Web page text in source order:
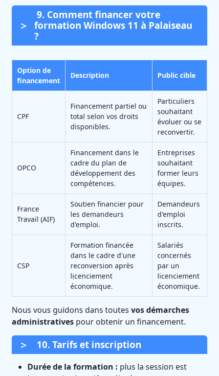
9. Comment financer votre
formation Windows 11 à Palaiseau
?
Option de
financement
Description Public cible
CPF
Financement partiel ou
total selon vos droits
disponibles.
Particuliers
souhaitant
évoluer ou se
reconvertir.
OPCO
Financement dans le
cadre du plan de
développement des
compétences.
Entreprises
souhaitant
former leurs
équipes.
France
Travail (AIF)
Soutien financier pour
les demandeurs
d'emploi.
Demandeurs
d'emploi
inscrits.
CSP
Formation financée
dans le cadre d'une
reconversion après
licenciement
économique.
Salariés
concernés
par un
licenciement
économique.
Nous vous guidons dans toutes vos démarches
administratives pour obtenir un financement.
10. Tarifs et inscription
Durée de la formation : plus la session est